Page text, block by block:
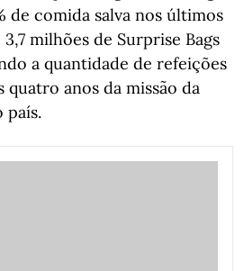
de comida salva nos últimos
milhões de Surprise Bags
a quantidade de refeições
quatro anos da missão da
país.